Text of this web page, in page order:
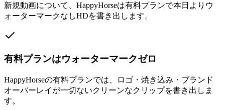
新規動画について、HappyHorseは有料プランで本日よりウ
ォーターマークなしHDを書き出します。
有料プランはウォーターマークゼロ
HappyHorseの有料プランでは、ロゴ・焼き込み・ブランド
オーバーレイが一切ないクリーンなクリップを書き出しま
す。